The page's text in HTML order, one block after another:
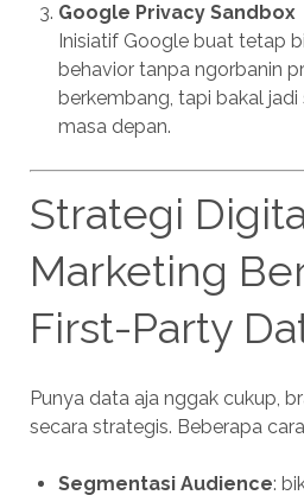
Google Privacy Sandbox
Inisiatif Google buat tetap
behavior tanpa ngorbanin
berkembang, tapi bakal
masa depan.
Strategi
Marketing
First-Party
Punya data aja nggak cukup,
secara strategis. Beberapa
Segmentasi Audience: